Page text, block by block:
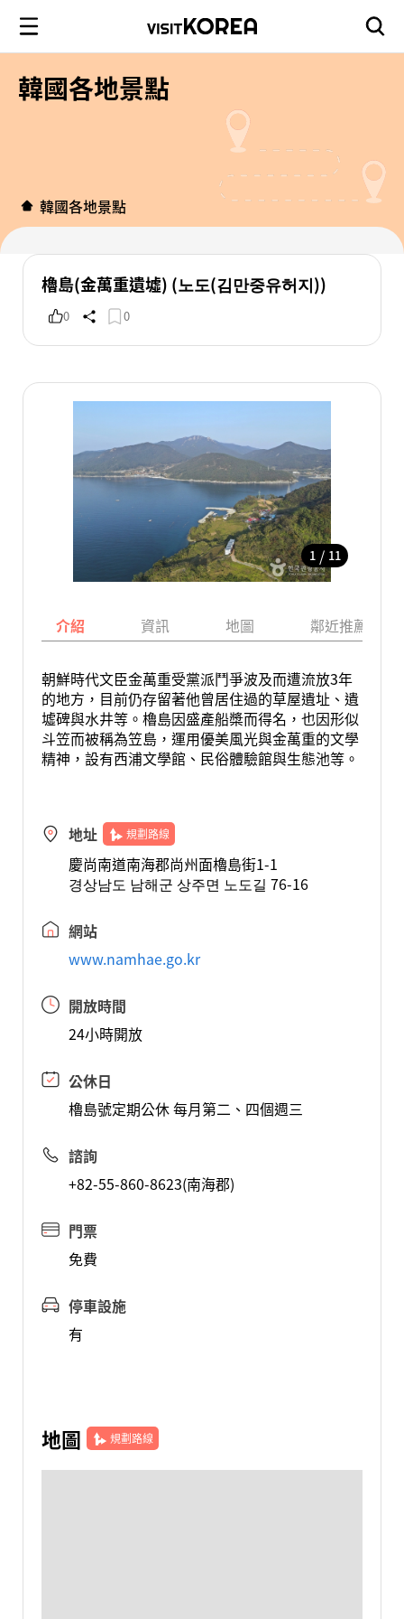
韓國各地景點
韓國各地景點
櫓島(金萬重遺墟) (노도(김만중유허지))
0 0
1 / 11
介紹 資訊 地圖 鄰近推薦景點
朝鮮時代文臣金萬重受黨派鬥爭波及而遭流放3年
的地方，目前仍存留著他曾居住過的草屋遺址、遺
墟碑與水井等。櫓島因盛產船槳而得名，也因形似
斗笠而被稱為笠島，運用優美風光與金萬重的文學
精神，設有西浦文學館、民俗體驗館與生態池等。
地址 規劃路線
慶尚南道南海郡尚州面櫓島街1-1
경상남도 남해군 상주면 노도길 76-16
網站
www.namhae.go.kr
開放時間
24小時開放
公休日
櫓島號定期公休 每月第二、四個週三
諮詢
+82-55-860-8623(南海郡)
門票
免費
停車設施
有
地圖 規劃路線